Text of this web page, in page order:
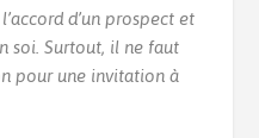
d’un prospect et
soi. Surtout, il ne faut
pour une invitation à